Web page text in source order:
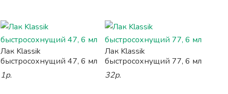
Лак Klassik
быстросохнущий 47, 6 мл
1р.
Лак Klassik
быстросохнущий 77, 6 мл
32р.